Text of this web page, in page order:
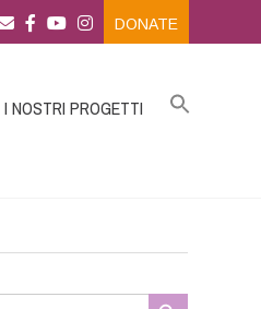
DONATE
I NOSTRI PROGETTI
Search Button